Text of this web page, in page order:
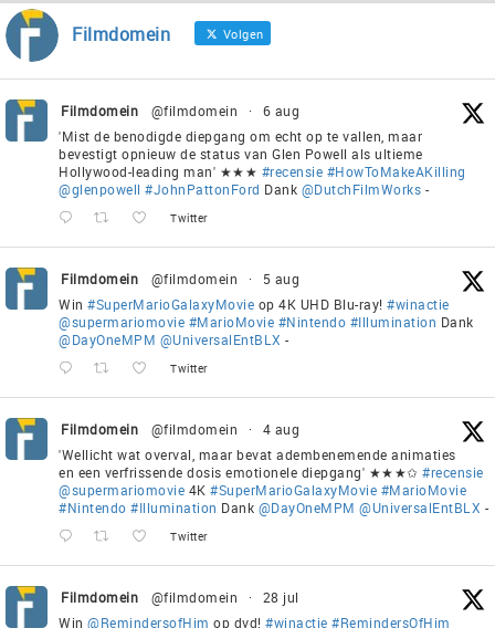
Filmdomein Volgen
Filmdomein @filmdomein ·
6 aug
'Mist de benodigde diepgang om echt op te vallen, maar
bevestigt opnieuw de status van Glen Powell als ultieme
Hollywood-leading man' ★★★ #recensie #HowToMakeAKilling
@glenpowell #JohnPattonFord Dank @DutchFilmWorks -
Twitter
Filmdomein @filmdomein ·
5 aug
Win #SuperMarioGalaxyMovie op 4K UHD Blu-ray! #winactie
@supermariomovie #MarioMovie #Nintendo #Illumination Dank
@DayOneMPM @UniversalEntBLX -
Twitter
Filmdomein @filmdomein ·
4 aug
'Wellicht wat overval, maar bevat adembenemende animaties
en een verfrissende dosis emotionele diepgang' ★★★✩ #recensie
@supermariomovie 4K #SuperMarioGalaxyMovie #MarioMovie
#Nintendo #Illumination Dank @DayOneMPM @UniversalEntBLX -
Twitter
Filmdomein @filmdomein ·
28 jul
Win @RemindersofHim op dvd! #winactie #RemindersOfHim